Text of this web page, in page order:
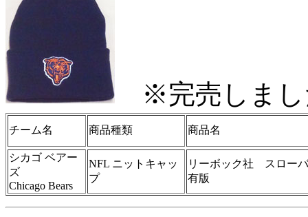
※完売しま
チーム名 商品種類 商品名
シカゴ ベアー
ズ
Chicago Bears
NFL ニットキャッ
プ
リーボック社 スロー
有版